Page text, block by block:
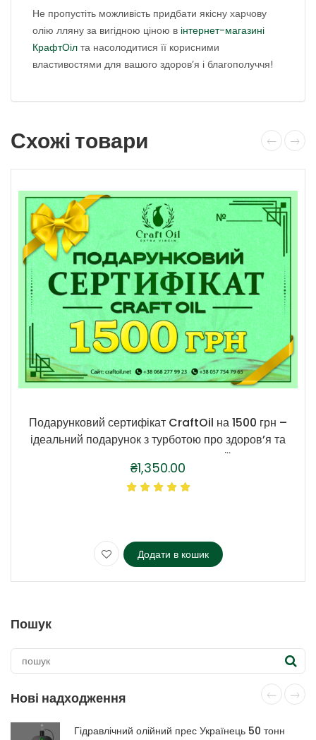
Не пропустіть можливість придбати якісну харчову
олію лляну за вигідною ціною в інтернет-магазині
КрафтОіл та насолодитися її корисними
властивостями для вашого здоров’я і благополуччя!
Схожі товари
Подарунковий сертифікат CraftOil на 1500 грн –
ідеальний подарунок з турботою про здоров’я та
отримання джерела енергії
₴1,350.00
Додати в кошик
Пошук
Нові надходження
Гідравлічний олійний прес Українець 50 тонн